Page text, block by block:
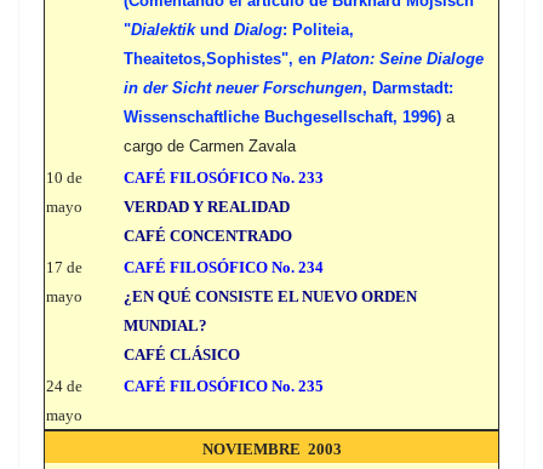
"Dialektikund Dialog: Politeia,
Theaitetos,Sophistes", en Platon: Seine Dialoge
in der Sicht neuer Forschungen, Darmstadt:
Wissenschaftliche Buchgesellschaft, 1996) a
cargo de Carmen Zavala
10 de
mayo
CAFÉ FILOSÓFICO No. 233
VERDAD Y REALIDAD
CAFÉ CONCENTRADO
17 de
mayo
CAFÉ FILOSÓFICO No. 234
¿EN QUÉ CONSISTE EL NUEVO ORDEN
MUNDIAL?
CAFÉ CLÁSICO
24 de
mayo
CAFÉ FILOSÓFICO No. 235
NOVIEMBRE 2003